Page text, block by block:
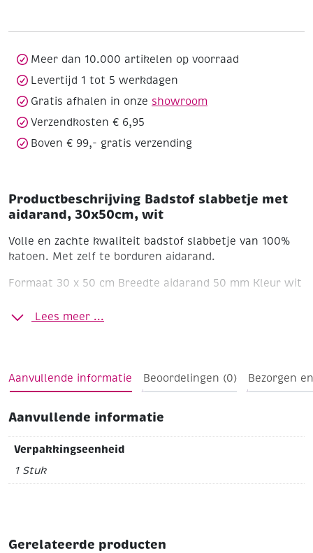
aantal
Meer dan 10.000 artikelen op voorraad
Levertijd 1 tot 5 werkdagen
Gratis afhalen in onze showroom
Verzendkosten € 6,95
Boven € 99,- gratis verzending
Productbeschrijving Badstof slabbetje met
aidarand, 30x50cm, wit
Volle en zachte kwaliteit badstof slabbetje van 100%
katoen. Met zelf te borduren aidarand.
Formaat 30 x 50 cm Breedte aidarand 50 mm Kleur wit
Lees meer ...
Aanvullende informatie Beoordelingen (0) Bezorgen
Aanvullende informatie
Verpakkingseenheid
1 Stuk
Gerelateerde producten